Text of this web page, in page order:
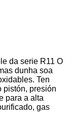
da serie R11 O
dunha soa
Ten
pistón, presión
para a alta
gas